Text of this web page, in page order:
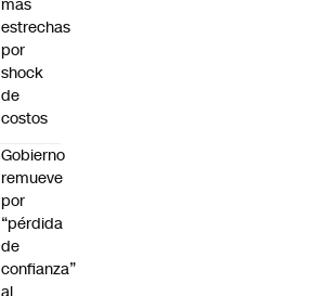
más
estrechas
por
shock
de
costos
Gobierno
remueve
por
“pérdida
de
confianza”